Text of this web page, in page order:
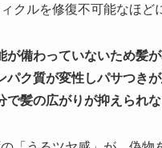
クルを修復不可能なほど
が備わっていないため髪
パク質が変性しパサつき
で髪の広がりが抑えられ